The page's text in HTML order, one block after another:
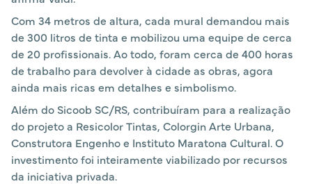
Com 34 metros de altura, cada mural demandou mais
de 300 litros de tinta e mobilizou uma equipe de cerca
de 20 profissionais. Ao todo, foram cerca de 400 horas
de trabalho para devolver à cidade as obras, agora
ainda mais ricas em detalhes e simbolismo.
Além do Sicoob SC/RS, contribuíram para a realização
do projeto a Resicolor Tintas, Colorgin Arte Urbana,
Construtora Engenho e Instituto Maratona Cultural. O
investimento foi inteiramente viabilizado por recursos
da iniciativa privada.